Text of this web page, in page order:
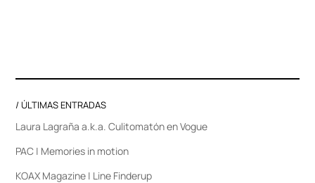
/ ÚLTIMAS ENTRADAS
Laura Lagraña a.k.a. Culitomatón en Vogue
PAC | Memories in motion
KOAX Magazine | Line Finderup